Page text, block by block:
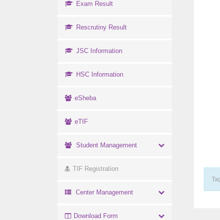
Exam Result
Rescrutiny Result
JSC Information
HSC Information
eSheba
eTIF
Student Management
TIF Registration
Center Management
Download Form